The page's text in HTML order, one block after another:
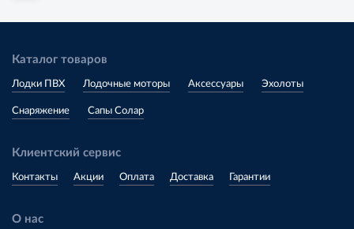
Каталог товаров
Лодки ПВХ Лодочные моторы Аксессуары Эхолоты
Снаряжение Сапы Солар
Клиентский сервис
Контакты Акции Оплата Доставка Гарантии
О нас